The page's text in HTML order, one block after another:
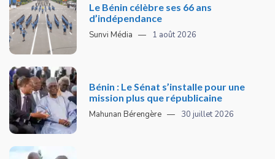
Le Bénin célèbre ses 66 ans
d’indépendance
Sunvi Média 1 août 2026
Bénin : Le Sénat s’installe pour une
mission plus que républicaine
Mahunan Bérengère 30 juillet 2026